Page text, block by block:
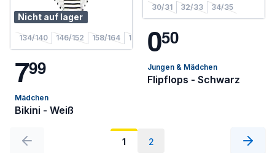
Nicht auf lager
134/140 146/152 158/164 170/176
799
Mädchen
Bikini - Weiß
30/31 32/33 34/35
050
Jungen & Mädchen
Flipflops - Schwarz
1 2